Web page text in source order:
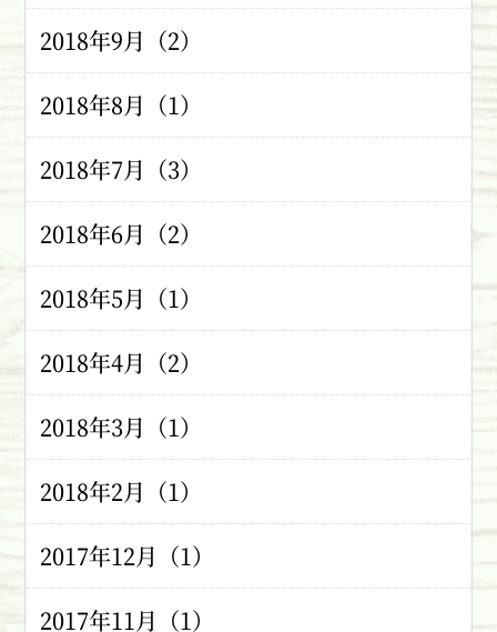
2018年9月（2）
2018年8月（1）
2018年7月（3）
2018年6月（2）
2018年5月（1）
2018年4月（2）
2018年3月（1）
2018年2月（1）
2017年12月（1）
2017年11月（1）